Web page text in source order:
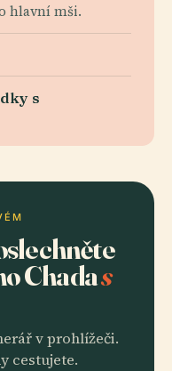
hlavní mši.
s
Chadas
v prohlížeči.
cestujete.